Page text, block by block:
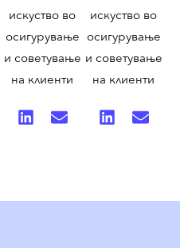
искуство во
осигурување
и советување
на клиенти
искуство во
осигурување
и советување
на клиенти